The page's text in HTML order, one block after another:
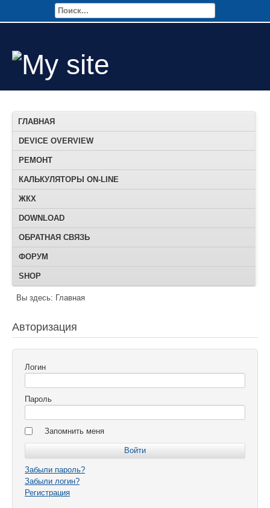
ГЛАВНАЯ
DEVICE OVERVIEW
РЕМОНТ
КАЛЬКУЛЯТОРЫ ON-LINE
ЖКХ
DOWNLOAD
ОБРАТНАЯ СВЯЗЬ
ФОРУМ
SHOP
Вы здесь: Главная
Авторизация
Логин
Пароль
Запомнить меня
Забыли пароль?
Забыли логин?
Регистрация